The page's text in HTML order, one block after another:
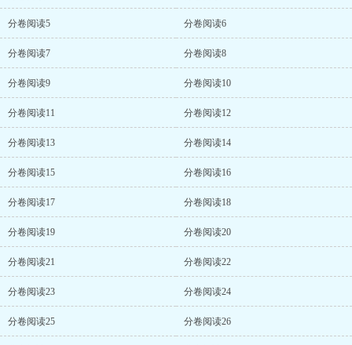
分卷阅读5 分卷阅读6
分卷阅读7 分卷阅读8
分卷阅读9 分卷阅读10
分卷阅读11 分卷阅读12
分卷阅读13 分卷阅读14
分卷阅读15 分卷阅读16
分卷阅读17 分卷阅读18
分卷阅读19 分卷阅读20
分卷阅读21 分卷阅读22
分卷阅读23 分卷阅读24
分卷阅读25 分卷阅读26